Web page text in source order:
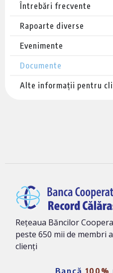
Întrebări frecvente
Rapoarte diverse
Evenimente
Documente
Alte informații pentru
Rețeaua Băncilor
peste 650 mii de membri
clienți